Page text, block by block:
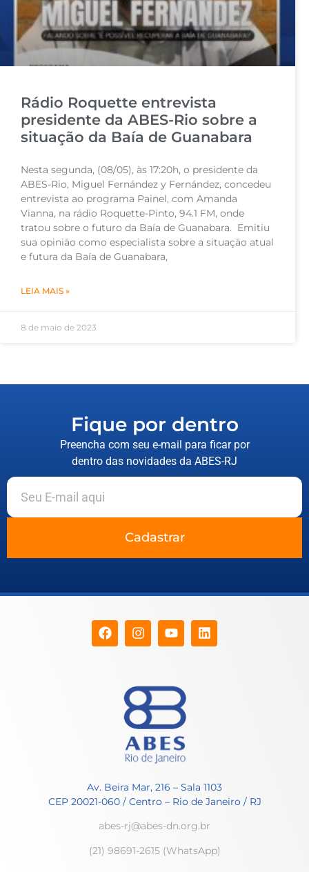
Rádio Roquette entrevista
presidente da ABES-Rio sobre a
situação da Baía de Guanabara
Nesta segunda, (08/05), às 17:20h, o presidente da
ABES-Rio, Miguel Fernández y Fernández, concedeu
entrevista ao programa Painel, com Amanda
Vianna, na rádio Roquette-Pinto, 94.1 FM, onde
tratou sobre o futuro da Baía de Guanabara. Emitiu
sua opinião como especialista sobre a situação atual
e futura da Baía de Guanabara,
LEIA MAIS »
8 de maio de 2023
Fique por dentro
Preencha com seu e-mail para ficar por
dentro das novidades da ABES-RJ
Cadastrar
Av. Beira Mar, 216 – Sala 1103
CEP 20021-060 / Centro – Rio de Janeiro / RJ
abes-rj@abes-dn.org.br
(21) 98691-2615 (WhatsApp)